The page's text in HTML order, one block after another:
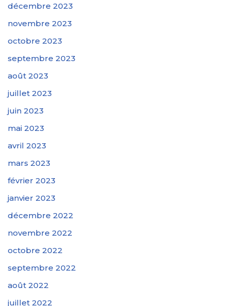
décembre 2023
novembre 2023
octobre 2023
septembre 2023
août 2023
juillet 2023
juin 2023
mai 2023
avril 2023
mars 2023
février 2023
janvier 2023
décembre 2022
novembre 2022
octobre 2022
septembre 2022
août 2022
juillet 2022